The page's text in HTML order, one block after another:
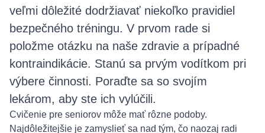
veľmi dôležité dodržiavať niekoľko pravidiel
bezpečného tréningu. V prvom rade si
položme otázku na naše zdravie a prípadné
kontraindikácie. Stanú sa prvým vodítkom pri
výbere činnosti. Poraďte sa so svojím
lekárom, aby ste ich vylúčili.
Cvičenie pre seniorov môže mať rôzne podoby.
Najdôležitejšie je zamyslieť sa nad tým, čo naozaj radi